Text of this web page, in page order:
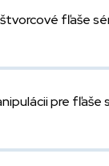
fľaše
pre fľaše s